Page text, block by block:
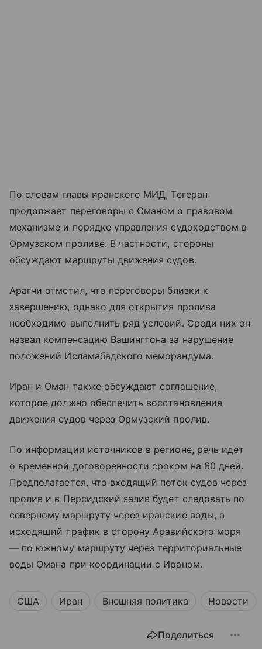
По словам главы иранского МИД, Тегеран
продолжает переговоры с Оманом о правовом
механизме и порядке управления судоходством в
Ормузском проливе. В частности, стороны
обсуждают маршруты движения судов.
Арагчи отметил, что переговоры близки к
завершению, однако для открытия пролива
необходимо выполнить ряд условий. Среди них он
назвал компенсацию Вашингтона за нарушение
положений Исламабадского меморандума.
Иран и Оман также обсуждают соглашение,
которое должно обеспечить восстановление
движения судов через Ормузский пролив.
По информации источников в регионе, речь идет
о временной договоренности сроком на 60 дней.
Предполагается, что входящий поток судов через
пролив и в Персидский залив будет следовать по
северному маршруту через иранские воды, а
исходящий трафик в сторону Аравийского моря
— по южному маршруту через территориальные
воды Омана при координации с Ираном.
США Иран Внешняя политика Новости
Поделиться